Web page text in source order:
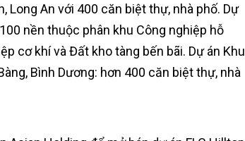
Long An với 400 căn biệt thự, nhà phố. Dự
nền thuộc phân khu Công nghiệp hỗ
cơ khí và Đất kho tàng bến bãi. Dự án Khu
Bình Dương: hơn 400 căn biệt thự, nhà